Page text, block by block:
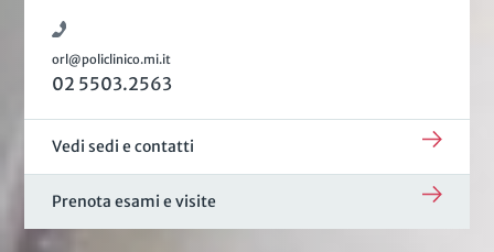
orl@policlinico.mi.it
02 5503.2563
Vedi sedi e contatti
Prenota esami e visite